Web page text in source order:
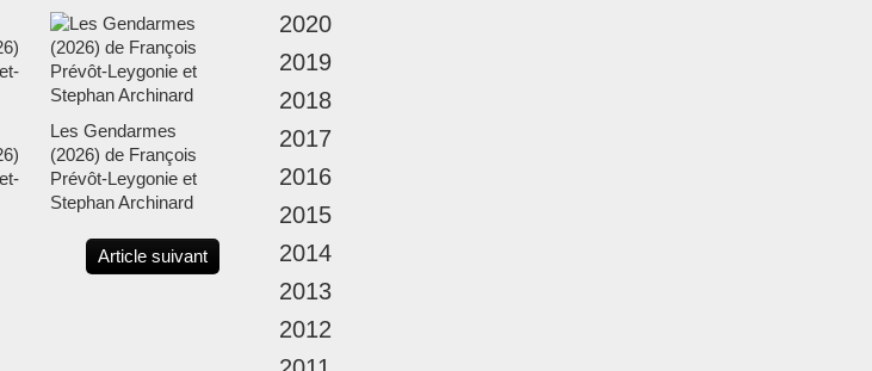
Les Gendarmes
(2026) de François
Prévôt-Leygonie et
Stephan Archinard
Article suivant
2020
2019
2018
2017
2016
2015
2014
2013
2012